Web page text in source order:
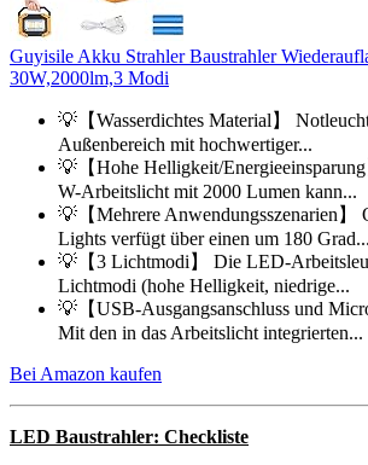
Guyisile Akku Strahler Baustrahler
30W,2000lm,3 Modi
💡【Wasserdichtes Material】
Außenbereich mit hochwertiger...
💡【Hohe Helligkeit/
W-Arbeitslicht mit 2000 Lumen kann...
💡【Mehrere Anwendungsszenarien】
Lights verfügt über einen um 180 Grad...
💡【3 Lichtmodi】 Die LED-
Lichtmodi (hohe Helligkeit, niedrige...
💡【USB-Ausgangsanschluss und
Mit den in das Arbeitslicht integrierten...
Bei Amazon kaufen
LED Baustrahler: Checkliste